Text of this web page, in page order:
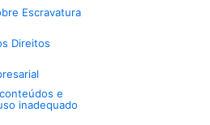
Escravatura
Direitos
e
inadequado